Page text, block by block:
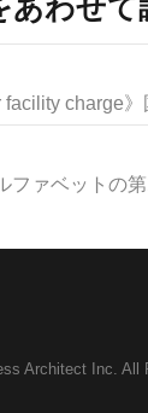
あわせて
facility charge
ファベットの
Architect Inc. All